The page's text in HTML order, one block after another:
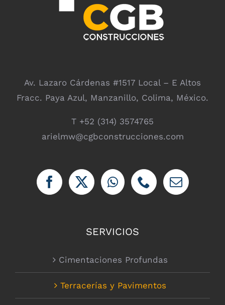
Av. Lazaro Cárdenas #1517 Local – E Altos
Fracc. Paya Azul, Manzanillo, Colima, México.
T +52 (314) 3574765
arielmw@cgbconstrucciones.com
SERVICIOS
Cimentaciones Profundas
Terracerías y Pavimentos